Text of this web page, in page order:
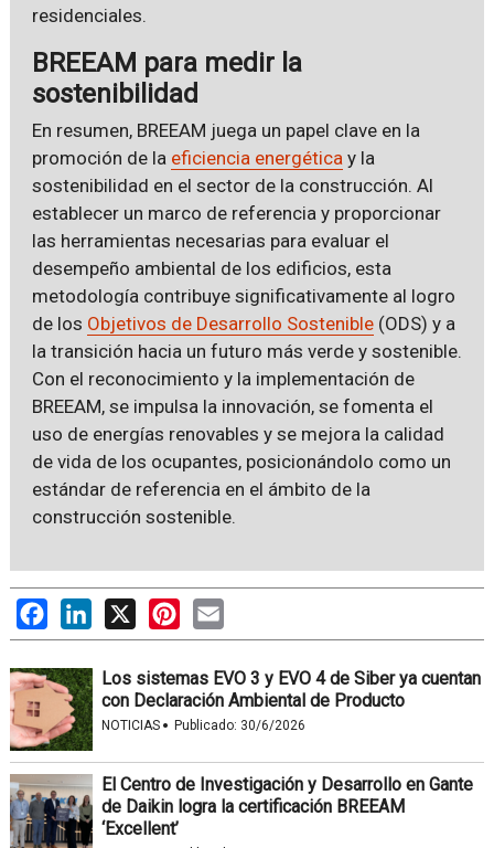
residenciales.
BREEAM para medir la
sostenibilidad
En resumen, BREEAM juega un papel clave en la
promoción de la eficiencia energética y la
sostenibilidad en el sector de la construcción. Al
establecer un marco de referencia y proporcionar
las herramientas necesarias para evaluar el
desempeño ambiental de los edificios, esta
metodología contribuye significativamente al logro
de los Objetivos de Desarrollo Sostenible(ODS) y a
la transición hacia un futuro más verde y sostenible.
Con el reconocimiento y la implementación de
BREEAM, se impulsa la innovación, se fomenta el
uso de energías renovables y se mejora la calidad
de vida de los ocupantes, posicionándolo como un
estándar de referencia en el ámbito de la
construcción sostenible.
FacebookLinkedIn
X PinterestEmail
Los sistemas EVO 3 y EVO 4 de Siber ya cuentan
con Declaración Ambiental de Producto
NOTICIAS · Publicado: 30/6/2026
El Centro de Investigación y Desarrollo en Gante
de Daikin logra la certificación BREEAM
‘Excellent’